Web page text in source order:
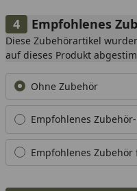
Empfohlenes
Diese Zubehörartikel
auf dieses Produkt
Ohne Zubehör
Empfohlenes
Empfohlenes